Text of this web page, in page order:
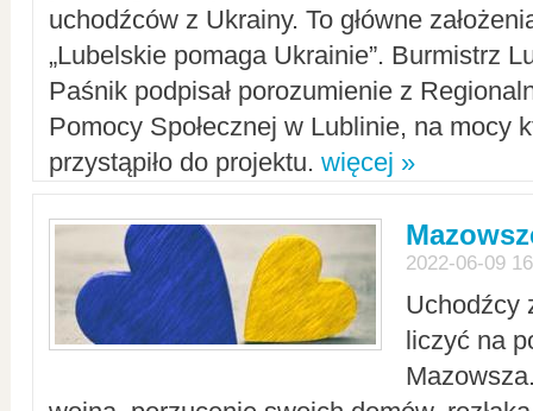
uchodźców z Ukrainy. To główne
„Lubelskie pomaga Ukrainie”. Burmistrz
Paśnik podpisał porozumienie z
Pomocy Społecznej w Lublinie, na mocy
przystąpiło do projektu. więcej »
2022-06-09
Uchodźcy
liczyć na